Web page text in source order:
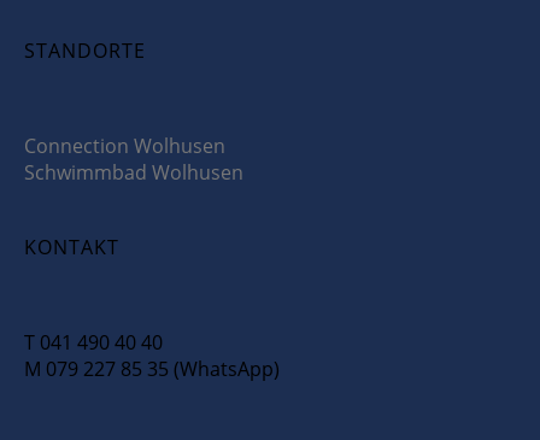
STANDORTE
Connection Wolhusen
Schwimmbad Wolhusen
KONTAKT
T 041 490 40 40
M 079 227 85 35 (WhatsApp)